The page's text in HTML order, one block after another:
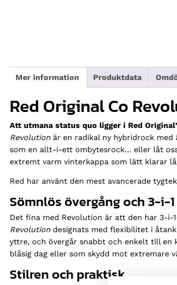
Mer information Produktdata
Red Original Co
Att utmana status quo ligger i Red
Revolution är en radikal ny hybridrock
som en allt-i-ett ombytesrock… eller låt oss
extremt varm vinterkappa som lätt klarar
Red har använt den mest avancerade
Sömnlös övergång och 3-i-
Det fina med Revolution är att den har 3-
Revolution designats med flexibilitet i
yttre, och övergår snabbt och enkelt till en
blåsig dag eller som skydd mot extremare
Stilren och praktisk